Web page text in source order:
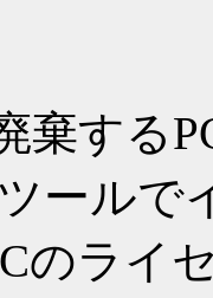
棄する
ールで
のライ